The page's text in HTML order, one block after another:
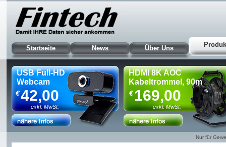
Startseite News Über Uns
USB Full-HD
Webcam
42,00
€
exkl. MwSt.
HDMI 8K AOC
Kabeltrommel, 90m
169,00
€
exkl. MwSt.
Nur für